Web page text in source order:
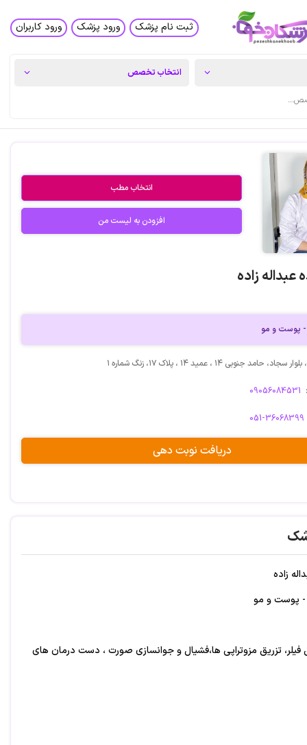
ثبت نام پزشک ورود پزشک ورود کاربران
انتخاب مطب
افزودن به لیست من
عبداله زاده
پوست و مو
جنوبی ۱۴ ، عمید ۱۴ ، پلاک ۱۷، زنگ شماره ۱
09056084531
051-36068399
دریافت نوبت دهی
زاده
پوست و مو
فیلر، تزریق مزوتراپی ها،فشیال و جوانسازی صورت ، دست درمان های